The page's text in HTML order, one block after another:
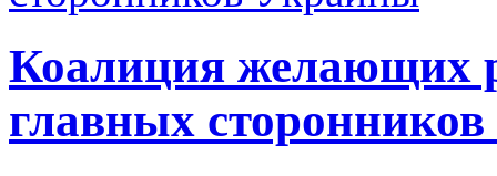
Коалиция желающих
главных